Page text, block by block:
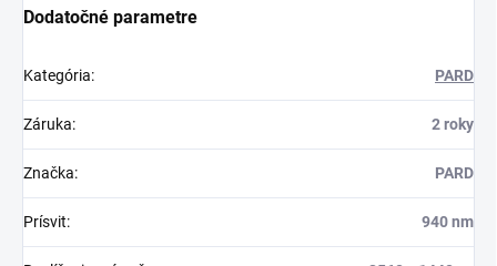
Dodatočné parametre
Kategória: PARD
Záruka: 2 roky
Značka: PARD
Prísvit: 940 nm